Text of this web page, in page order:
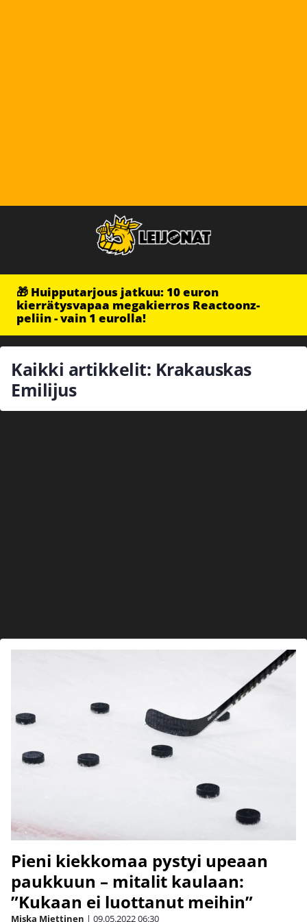
🎁 Huipputarjous jatkuu: 10 euron
kierrätysvapaa megakierros Reactoonz-
peliin - vain 1 eurolla!
Kaikki artikkelit: Krakauskas
Emilijus
Pieni kiekkomaa pystyi upeaan
paukkuun – mitalit kaulaan:
”Kukaan ei luottanut meihin”
Miska Miettinen | 09.05.202206:30